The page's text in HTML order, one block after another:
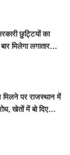
छुट्टियों का
मिलेगा लगातार
पर राजस्थान में
खेतों में बो दिए
वायरल